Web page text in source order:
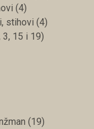
(4)
stihovi (4)
3, 15 i 19)
(19)